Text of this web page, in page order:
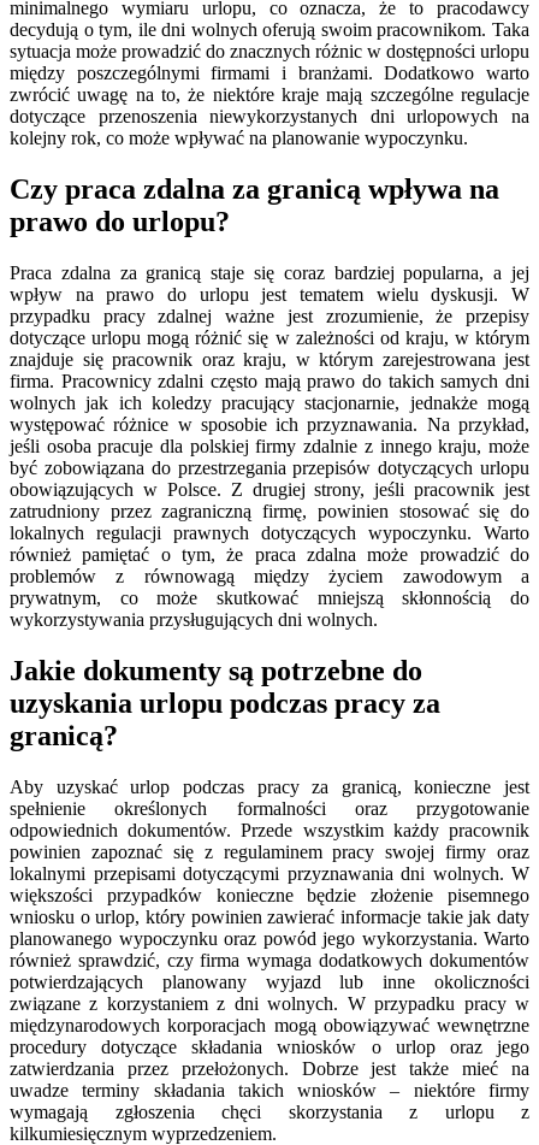
minimalnego wymiaru urlopu, co oznacza, że to pracodawcy
decydują o tym, ile dni wolnych oferują swoim pracownikom. Taka
sytuacja może prowadzić do znacznych różnic w dostępności urlopu
między poszczególnymi firmami i branżami. Dodatkowo warto
zwrócić uwagę na to, że niektóre kraje mają szczególne regulacje
dotyczące przenoszenia niewykorzystanych dni urlopowych na
kolejny rok, co może wpływać na planowanie wypoczynku.
Czy praca zdalna za granicą wpływa na
prawo do urlopu?
Praca zdalna za granicą staje się coraz bardziej popularna, a jej
wpływ na prawo do urlopu jest tematem wielu dyskusji. W
przypadku pracy zdalnej ważne jest zrozumienie, że przepisy
dotyczące urlopu mogą różnić się w zależności od kraju, w którym
znajduje się pracownik oraz kraju, w którym zarejestrowana jest
firma. Pracownicy zdalni często mają prawo do takich samych dni
wolnych jak ich koledzy pracujący stacjonarnie, jednakże mogą
występować różnice w sposobie ich przyznawania. Na przykład,
jeśli osoba pracuje dla polskiej firmy zdalnie z innego kraju, może
być zobowiązana do przestrzegania przepisów dotyczących urlopu
obowiązujących w Polsce. Z drugiej strony, jeśli pracownik jest
zatrudniony przez zagraniczną firmę, powinien stosować się do
lokalnych regulacji prawnych dotyczących wypoczynku. Warto
również pamiętać o tym, że praca zdalna może prowadzić do
problemów z równowagą między życiem zawodowym a
prywatnym, co może skutkować mniejszą skłonnością do
wykorzystywania przysługujących dni wolnych.
Jakie dokumenty są potrzebne do
uzyskania urlopu podczas pracy za
granicą?
Aby uzyskać urlop podczas pracy za granicą, konieczne jest
spełnienie określonych formalności oraz przygotowanie
odpowiednich dokumentów. Przede wszystkim każdy pracownik
powinien zapoznać się z regulaminem pracy swojej firmy oraz
lokalnymi przepisami dotyczącymi przyznawania dni wolnych. W
większości przypadków konieczne będzie złożenie pisemnego
wniosku o urlop, który powinien zawierać informacje takie jak daty
planowanego wypoczynku oraz powód jego wykorzystania. Warto
również sprawdzić, czy firma wymaga dodatkowych dokumentów
potwierdzających planowany wyjazd lub inne okoliczności
związane z korzystaniem z dni wolnych. W przypadku pracy w
międzynarodowych korporacjach mogą obowiązywać wewnętrzne
procedury dotyczące składania wniosków o urlop oraz jego
zatwierdzania przez przełożonych. Dobrze jest także mieć na
uwadze terminy składania takich wniosków – niektóre firmy
wymagają zgłoszenia chęci skorzystania z urlopu z
kilkumiesięcznym wyprzedzeniem.